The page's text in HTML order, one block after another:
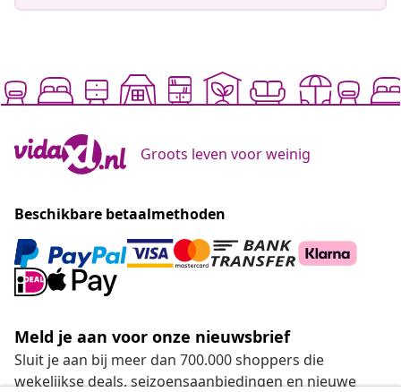
Groots leven voor weinig
Beschikbare betaalmethoden
Meld je aan voor onze nieuwsbrief
Sluit je aan bij meer dan 700.000 shoppers die
wekelijkse deals, seizoensaanbiedingen en nieuwe